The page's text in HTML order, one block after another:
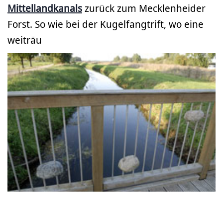
Mittellandkanalszurück zum Mecklenheider
Forst. So wie bei der Kugelfangtrift, wo eine
weiträu